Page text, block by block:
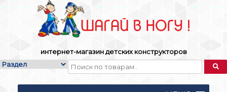
интернет-магазин детских конструкторов